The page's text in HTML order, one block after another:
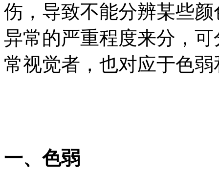
伤，导致不能分辨某些
异常的严重程度来分，
常视觉者，也对应于色
一、 色弱